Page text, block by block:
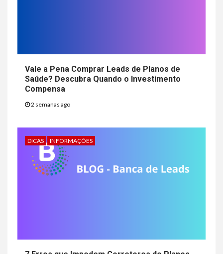
Vale a Pena Comprar Leads de Planos de
Saúde? Descubra Quando o Investimento
Compensa
2 semanas ago
DICAS INFORMAÇÕES